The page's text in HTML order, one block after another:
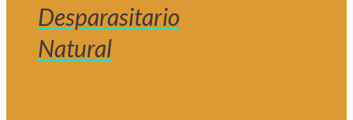
Desparasitario
Natural